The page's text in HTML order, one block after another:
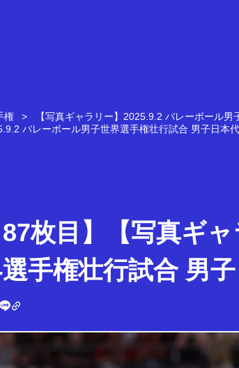
権
【写真ギャラリー】2025.9.2 バレーボール
バレーボール男子世界選手権壮行試合 男子日本
87枚目】【写真ギ
手権壮行試合 男